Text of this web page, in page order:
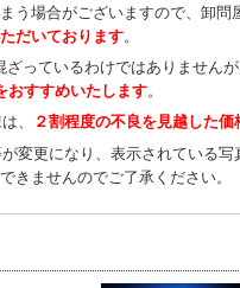
う場合がございますので、卸問
だいております。
っているわけではありません
おすすめいたします。
、
２割程度の不良を見越した価
変更になり、表示されている写
きませんのでご了承ください。